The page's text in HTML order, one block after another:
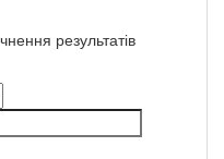
результатів